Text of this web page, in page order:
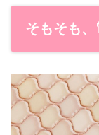
そもそも、